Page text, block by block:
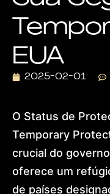
EUA
2025-02-01
O Status de
Temporary
crucial do
oferece um
de países